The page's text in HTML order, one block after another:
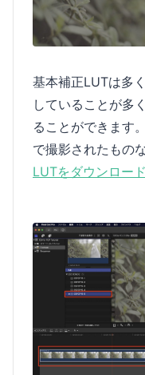
基本補正LUTは多
していることが多
ることができます
で撮影されたものな
LUTをダウンロー